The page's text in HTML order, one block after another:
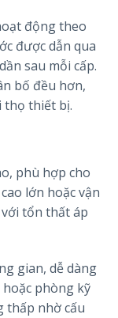
động theo
được dẫn qua
sau mỗi cấp.
bố đều hơn,
thọ thiết bị.
phù hợp cho
lớn hoặc vận
tổn thất áp
gian, dễ dàng
phòng kỹ
thấp nhờ cấu